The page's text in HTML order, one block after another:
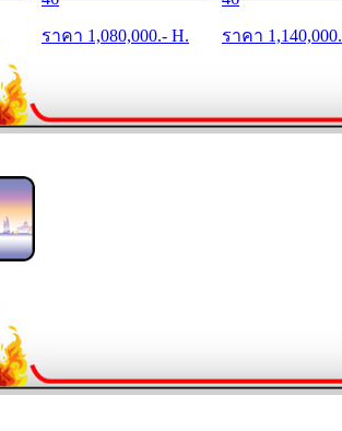
ราคา 1,080,000.- H.
ราคา 1,140,000